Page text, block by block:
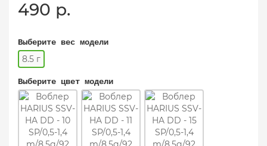
490 р.
Выберите вес модели
8.5 г
Выберите цвет модели